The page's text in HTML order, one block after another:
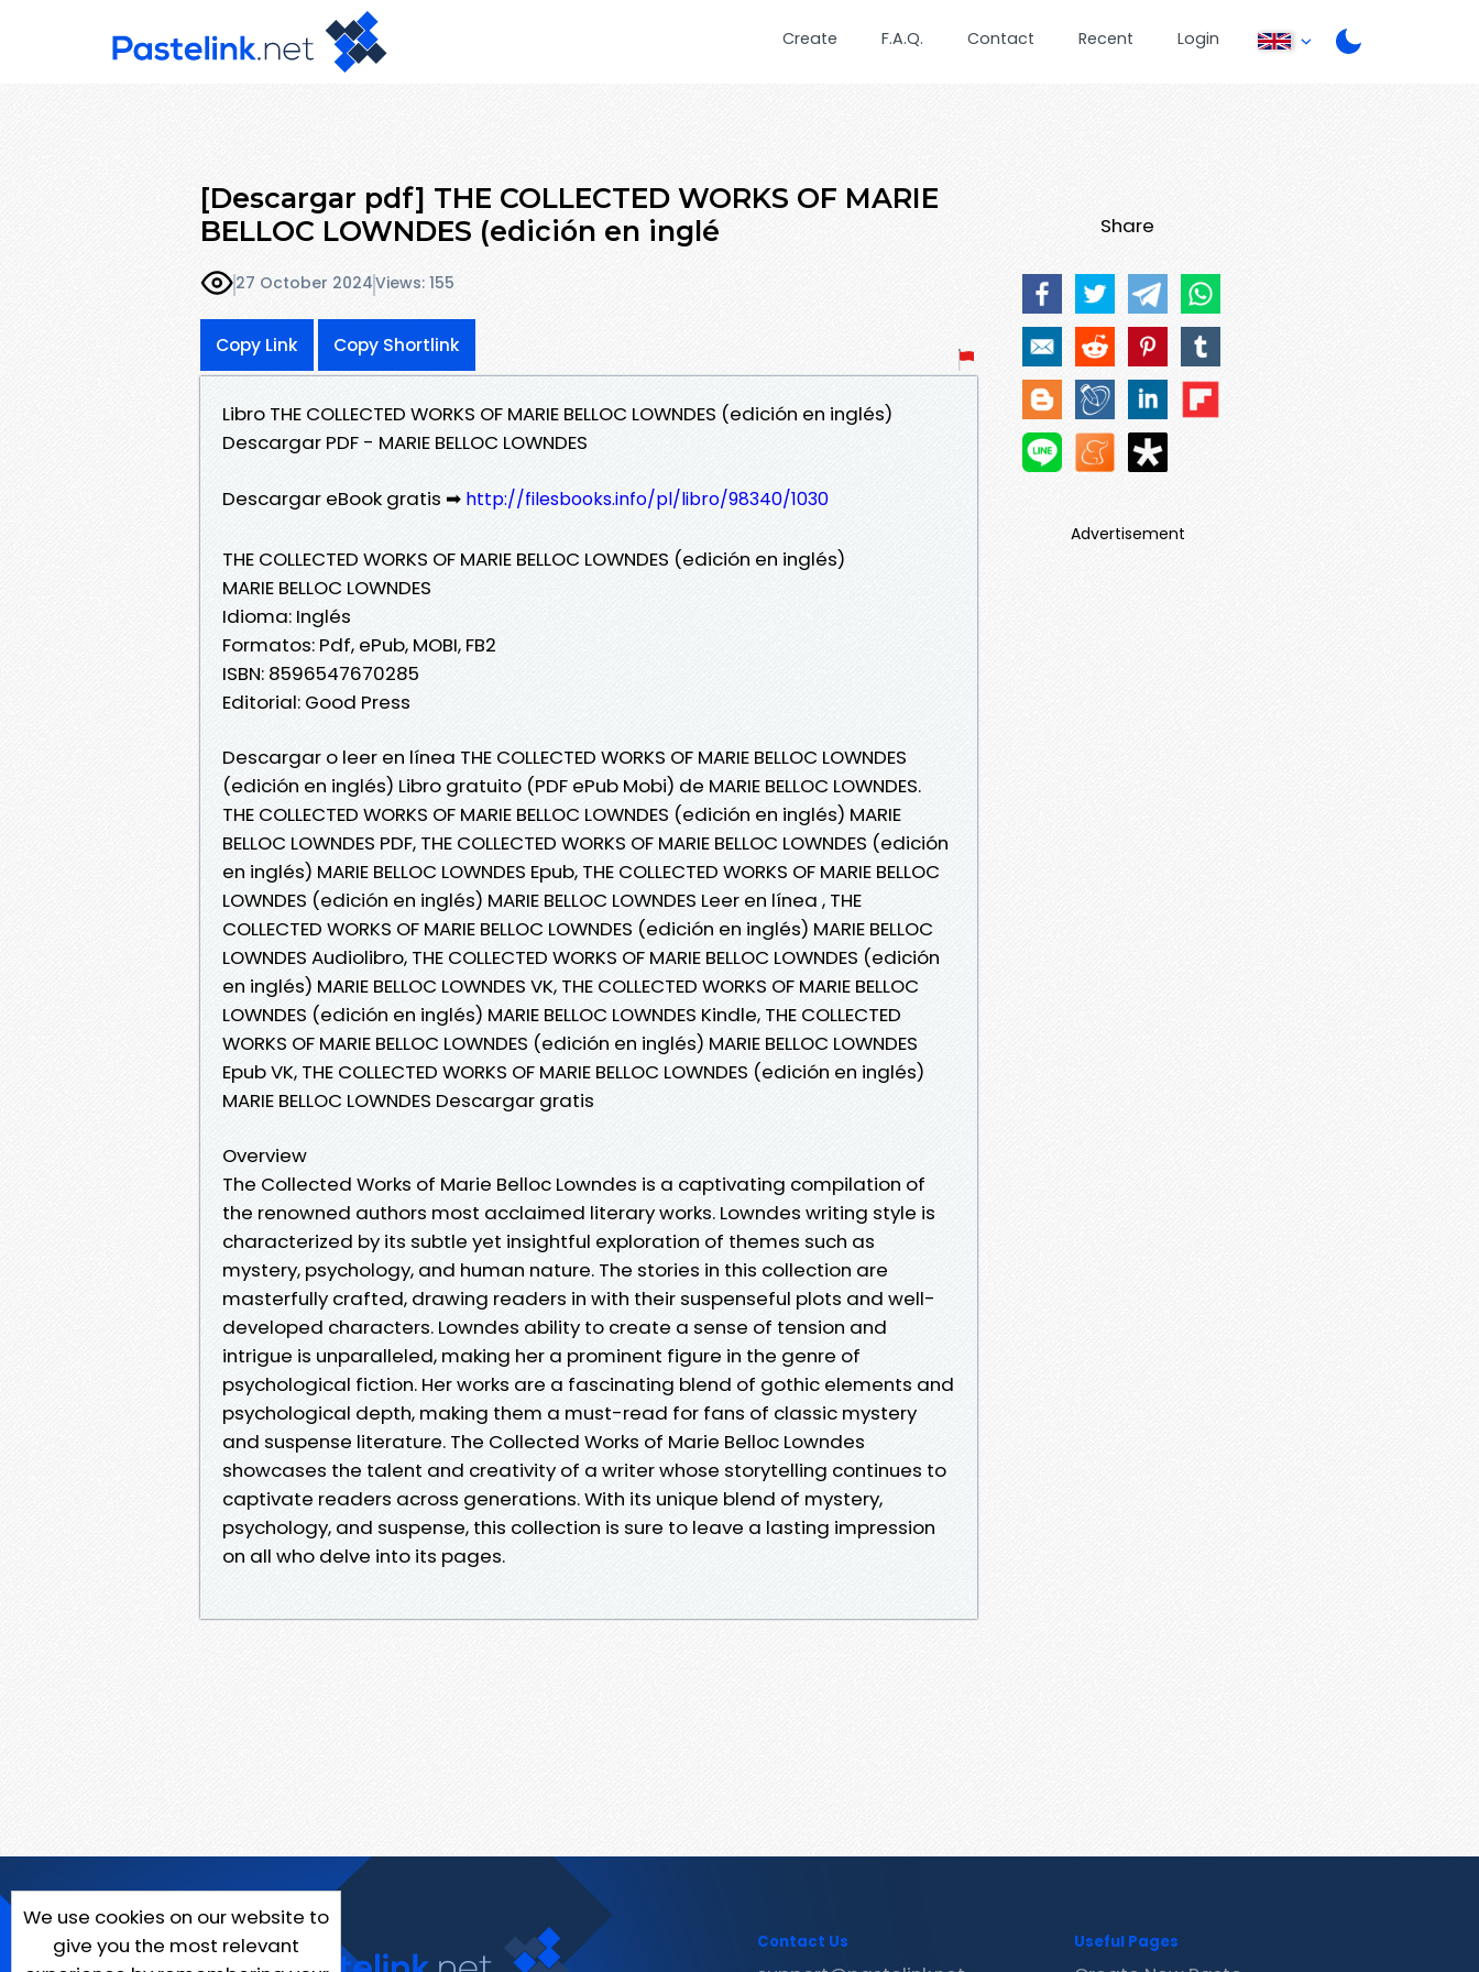
Create F.A.Q. Contact Recent Login
[Descargar pdf] THE COLLECTED WORKS OF MARIE
BELLOC LOWNDES (edición en inglé
27 October 2024Views: 155
Copy Link Copy Shortlink
Libro THE COLLECTED WORKS OF MARIE BELLOC LOWNDES (edición en inglés)
Descargar PDF - MARIE BELLOC LOWNDES
Descargar eBook gratis ➡ http://filesbooks.info/pl/libro/98340/1030
THE COLLECTED WORKS OF MARIE BELLOC LOWNDES (edición en inglés)
MARIE BELLOC LOWNDES
Idioma: Inglés
Formatos: Pdf, ePub, MOBI, FB2
ISBN: 8596547670285
Editorial: Good Press
Descargar o leer en línea THE COLLECTED WORKS OF MARIE BELLOC LOWNDES
(edición en inglés) Libro gratuito (PDF ePub Mobi) de MARIE BELLOC LOWNDES.
THE COLLECTED WORKS OF MARIE BELLOC LOWNDES (edición en inglés) MARIE
BELLOC LOWNDES PDF, THE COLLECTED WORKS OF MARIE BELLOC LOWNDES (edición
en inglés) MARIE BELLOC LOWNDES Epub, THE COLLECTED WORKS OF MARIE BELLOC
LOWNDES (edición en inglés) MARIE BELLOC LOWNDES Leer en línea , THE
COLLECTED WORKS OF MARIE BELLOC LOWNDES (edición en inglés) MARIE BELLOC
LOWNDES Audiolibro, THE COLLECTED WORKS OF MARIE BELLOC LOWNDES (edición
en inglés) MARIE BELLOC LOWNDES VK, THE COLLECTED WORKS OF MARIE BELLOC
LOWNDES (edición en inglés) MARIE BELLOC LOWNDES Kindle, THE COLLECTED
WORKS OF MARIE BELLOC LOWNDES (edición en inglés) MARIE BELLOC LOWNDES
Epub VK, THE COLLECTED WORKS OF MARIE BELLOC LOWNDES (edición en inglés)
MARIE BELLOC LOWNDES Descargar gratis
Overview
The Collected Works of Marie Belloc Lowndes is a captivating compilation of
the renowned authors most acclaimed literary works. Lowndes writing style is
characterized by its subtle yet insightful exploration of themes such as
mystery, psychology, and human nature. The stories in this collection are
masterfully crafted, drawing readers in with their suspenseful plots and well-
developed characters. Lowndes ability to create a sense of tension and
intrigue is unparalleled, making her a prominent figure in the genre of
psychological fiction. Her works are a fascinating blend of gothic elements and
psychological depth, making them a must-read for fans of classic mystery
and suspense literature. The Collected Works of Marie Belloc Lowndes
showcases the talent and creativity of a writer whose storytelling continues to
captivate readers across generations. With its unique blend of mystery,
psychology, and suspense, this collection is sure to leave a lasting impression
on all who delve into its pages.
Share
Advertisement
We use cookies on our website to
give you the most relevant
Contact Us Useful Pages